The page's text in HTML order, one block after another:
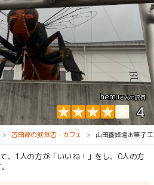
hemuさんの評価
4
苫田郡の飲食店・カフェ 山田養蜂場お菓子
、1人の方が「いいね！」をし、0人の方